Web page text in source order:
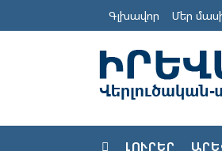
Գլխավոր Մեր
ԼՈՒՐԵՐ